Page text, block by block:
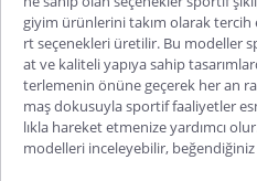
giyim ürünlerini takım olarak tercih
rtseçenekleri üretilir. Bu modeller
at ve kaliteli yapıya sahip
terlemenin önüne geçerek her an
maş dokusuyla sportif faaliyetler
lıkla hareket etmenize yardımcı
modelleri inceleyebilir,